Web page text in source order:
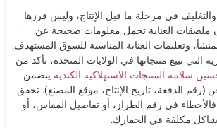
في مرحلة ما قبل الإنتاج، وليس فرزها
أن ملصقات العناية تحمل معلومات صحيحة عن
وتعليمات العناية المناسبة للسوق المستهدف.
التي تبيع منتجاتها في الولايات المتحدة، تأكد من
سلامة المنتجات الاستهلاكية الكندية يتضمن
الدفعة، تاريخ الإنتاج، موقع المصنع). تحقق
في رقم الطراز، أو تفاصيل المقاس، أو
مكلفة في الجمارك.